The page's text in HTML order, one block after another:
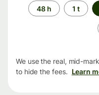
Time
period
48 h 1 t
We use the real, mid-
to hide the fees. Learn